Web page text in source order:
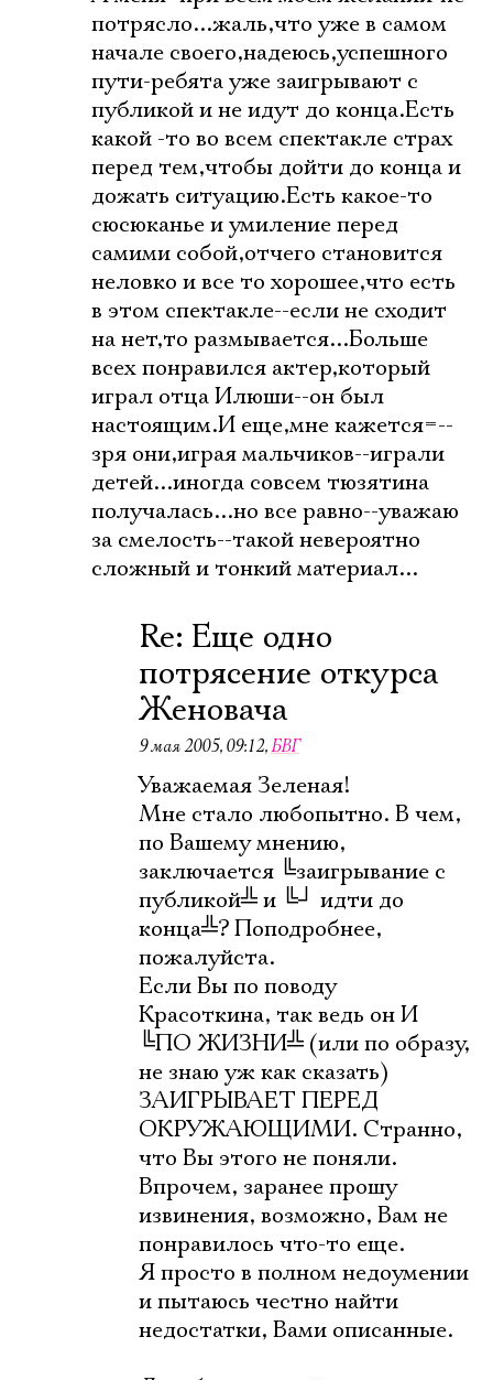
потрясло...жаль,что уже в самом
начале своего,надеюсь,успешного
пути-ребята уже заигрывают с
публикой и не идут до конца.Есть
какой -то во всем спектакле страх
перед тем,чтобы дойти до конца и
дожать ситуацию.Есть какое-то
сюсюканье и умиление перед
самими собой,отчего становится
неловко и все то хорошее,что есть
в этом спектакле--если не сходит
на нет,то размывается...Больше
всех понравился актер,который
играл отца Илюши--он был
настоящим.И еще,мне кажется=--
зря они,играя мальчиков--играли
детей...иногда совсем тюзятина
получалась...но все равно--уважаю
за смелость--такой невероятно
сложный и тонкий материал...
Re: Еще одно
потрясение откурса
Женовача
9 мая 2005, 09:12,БВГ
Уважаемая Зеленая!
Мне стало любопытно. В чем,
по Вашему мнению,
заключается ╚заигрывание с
публикой╩и ╚┘ идти до
конца╩? Поподробнее,
пожалуйста.
Если Вы по поводу
Красоткина, так ведь он И
╚ПО ЖИЗНИ╩ (или по образу,
не знаю уж как сказать)
ЗАИГРЫВАЕТ ПЕРЕД
ОКРУЖАЮЩИМИ. Странно,
что Вы этого не поняли.
Впрочем, заранее прошу
извинения, возможно, Вам не
понравилось что-то еще.
Я просто в полном недоумении
и пытаюсь честно найти
недостатки, Вами описанные.